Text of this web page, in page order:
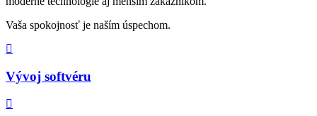
Vaša spokojnosť je naším úspechom.
Vývoj softvéru